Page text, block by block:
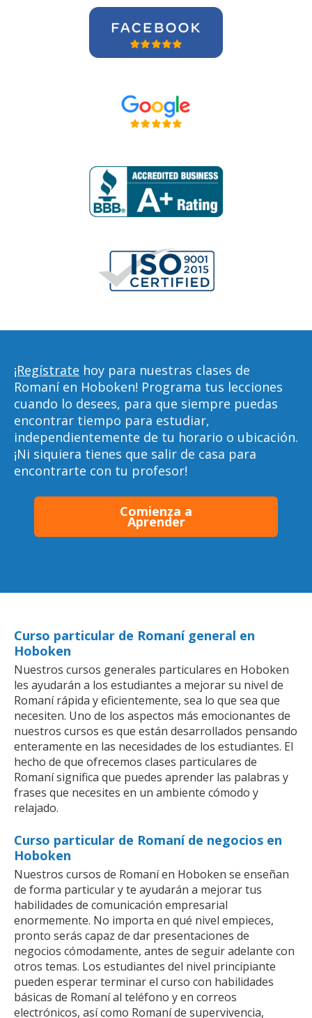
¡Regístrate hoy para nuestras clases de
Romaní en Hoboken! Programa tus lecciones
cuando lo desees, para que siempre puedas
encontrar tiempo para estudiar,
independientemente de tu horario o ubicación.
¡Ni siquiera tienes que salir de casa para
encontrarte con tu profesor!
Comienza a
Aprender
Curso particular de Romaní general en
Hoboken
Nuestros cursos generales particulares en Hoboken
les ayudarán a los estudiantes a mejorar su nivel de
Romaní rápida y eficientemente, sea lo que sea que
necesiten. Uno de los aspectos más emocionantes de
nuestros cursos es que están desarrollados pensando
enteramente en las necesidades de los estudiantes. El
hecho de que ofrecemos clases particulares de
Romaní significa que puedes aprender las palabras y
frases que necesites en un ambiente cómodo y
relajado.
Curso particular de Romaní de negocios en
Hoboken
Nuestros cursos de Romaní en Hoboken se enseñan
de forma particular y te ayudarán a mejorar tus
habilidades de comunicación empresarial
enormemente. No importa en qué nivel empieces,
pronto serás capaz de dar presentaciones de
negocios cómodamente, antes de seguir adelante con
otros temas. Los estudiantes del nivel principiante
pueden esperar terminar el curso con habilidades
básicas de Romaní al teléfono y en correos
electrónicos, así como Romaní de supervivencia,